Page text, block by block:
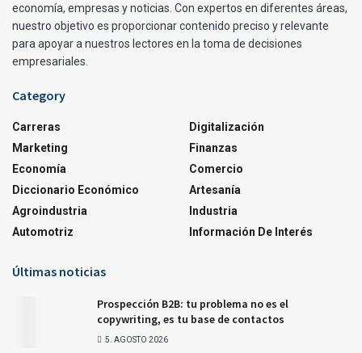
economía, empresas y noticias. Con expertos en diferentes áreas,
nuestro objetivo es proporcionar contenido preciso y relevante
para apoyar a nuestros lectores en la toma de decisiones
empresariales.
Category
Carreras
Marketing
Economía
Diccionario Económico
Agroindustria
Automotriz
Digitalización
Finanzas
Comercio
Artesanía
Industria
Información De Interés
Últimas noticias
Prospección B2B: tu problema no es el
copywriting, es tu base de contactos
5. AGOSTO 2026